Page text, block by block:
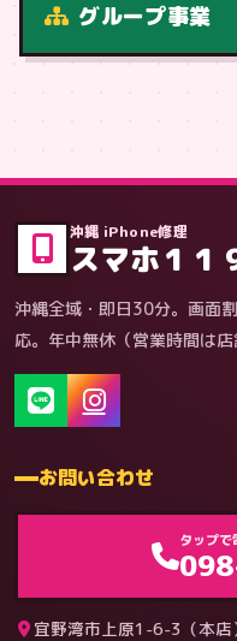
症状・内容から
グループ事業
沖縄 iPhone修理
スマホ１１
沖縄全域・即日30分。画面
応。年中無休（営業時間は店
お問い合わせ
タップで
宜野湾市上原1-6-3（本店